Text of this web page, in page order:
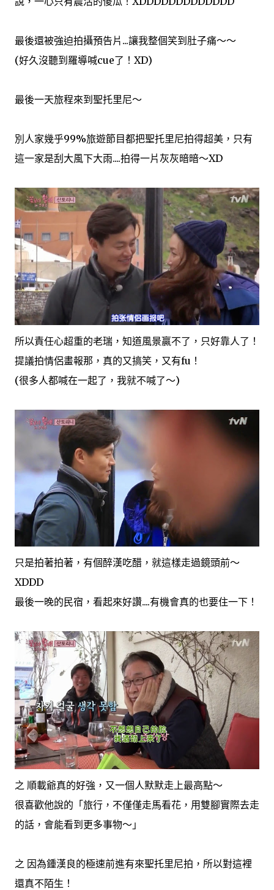
最後還被強迫拍攝預告片...讓我整個笑到肚子痛～～
(好久沒聽到羅導喊cue了！XD)
最後一天旅程來到聖托里尼～
別人家幾乎99%旅遊節目都把聖托里尼拍得超美，只有
這一家是刮大風下大雨....拍得一片灰灰暗暗～XD
所以責任心超重的老瑞，知道風景贏不了，只好靠人了！
提議拍情侶畫報那，真的又搞笑，又有fu！
(很多人都喊在一起了，我就不喊了～)
只是拍著拍著，有個醉漢吃醋，就這樣走過鏡頭前～
XDDD
最後一晚的民宿，看起來好讚....有機會真的也要住一下！
之 順載爺真的好強，又一個人默默走上最高點～
很喜歡他說的「旅行，不僅僅走馬看花，用雙腳實際去走
的話，會能看到更多事物～」
之 因為鍾漢良的極速前進有來聖托里尼拍，所以對這裡
還真不陌生！